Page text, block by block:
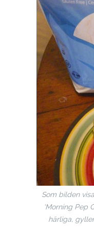
Som bilden
‘Morning Pep
härliga,